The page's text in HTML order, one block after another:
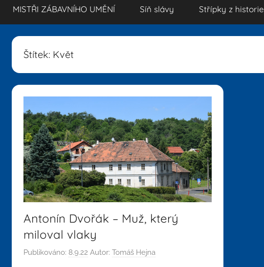
MISTŘI ZÁBAVNÍHO UMĚNÍ Síň slávy Střípky z historie
Štítek: Květ
Antonín Dvořák – Muž, který
miloval vlaky
Publikováno: 8.9.22 Autor: Tomáš Hejna